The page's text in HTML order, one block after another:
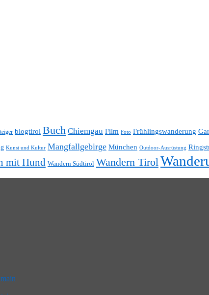
blogtirol Buch Chiemgau Film Foto Frühlingswanderung
Kunst und Kultur Mangfallgebirge München Outdoor-Ausrüstung
mit Hund Wandern Südtirol Wandern Tirol